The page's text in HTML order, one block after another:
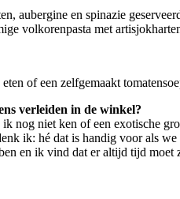
aubergine en spinazie
volkorenpasta met
of een zelfgemaakt
verleiden in de winkel?
nog niet ken of een exotische
ik: hé dat is handig voor als
en ik vind dat er altijd tijd